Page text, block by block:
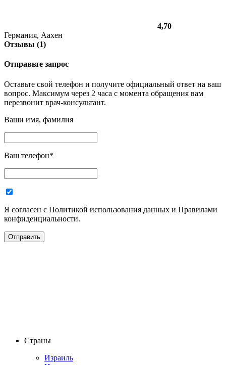
4,70
Германия, Аахен
Отзывы (1)
Отправьте запрос
Оставьте свой телефон и получите официальный ответ на ваш
вопрос. Максимум через 2 часа с момента обращения вам
перезвонит врач-консультант.
Ваши имя, фамилия
Ваш телефон*
Я согласен с Политикой использования данных и Правилами
конфиденциальности.
Страны
Израиль